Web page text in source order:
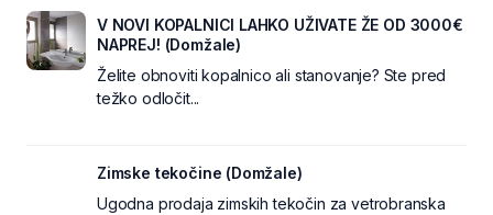
V NOVI KOPALNICI LAHKO UŽIVATE ŽE OD 3000€
NAPREJ! (Domžale)
Želite obnoviti kopalnico ali stanovanje? Ste pred
težko odločit...
Zimske tekočine (Domžale)
Ugodna prodaja zimskih tekočin za vetrobranska